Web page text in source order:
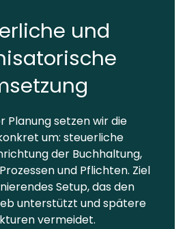
und
Planung setzen wir die
um: steuerliche
der Buchhaltung,
und Pflichten. Ziel
Setup, das den
unterstützt und spätere
vermeidet.